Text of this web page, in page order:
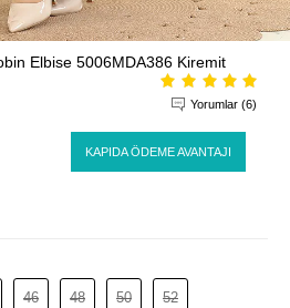
Elbise 5006MDA386 Kiremit
Yorumlar (6)
KAPIDA ÖDEME AVANTAJI
46 48 50 52